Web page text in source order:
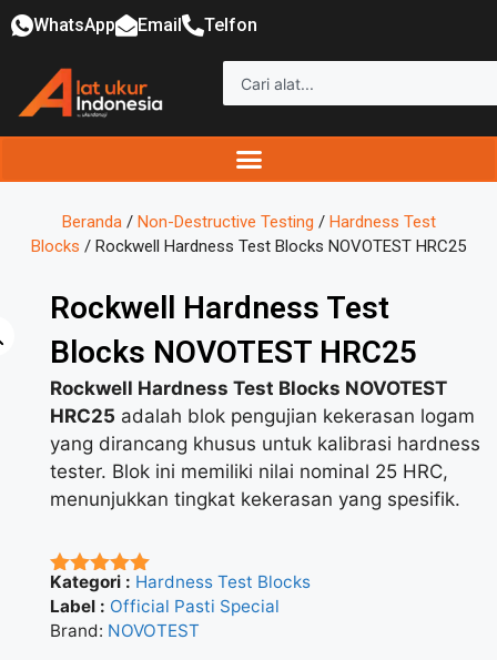
WhatsApp Email Telfon
Beranda/ Non-Destructive Testing / Hardness Test
Blocks / Rockwell Hardness Test Blocks NOVOTEST HRC25
Rockwell Hardness Test
Blocks NOVOTEST HRC25
Rockwell Hardness Test Blocks NOVOTEST
HRC25 adalah blok pengujian kekerasan logam
yang dirancang khusus untuk kalibrasi hardness
tester. Blok ini memiliki nilai nominal 25 HRC,
menunjukkan tingkat kekerasan yang spesifik.
★★★★★
Kategori : Hardness Test Blocks
Label : Official Pasti Special
Brand: NOVOTEST